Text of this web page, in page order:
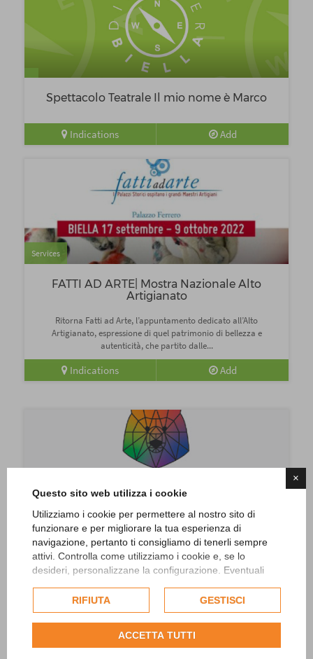
×
Questo sito web utilizza i cookie
Utilizziamo i cookie per permettere al nostro sito di
funzionare e per migliorare la tua esperienza di
navigazione, pertanto ti consigliamo di tenerli sempre
attivi. Controlla come utilizziamo i cookie e, se lo
desideri, personalizzane la configurazione. Eventuali
esclusivamente previa acquisizione del consenso
dell'utente.
Consulta l'informativa cookie completa.
RIFIUTA GESTISCI
ACCETTA TUTTI
Spettacolo Teatrale Il mio nome è Marco
Indications Add
Services
FATTI AD ARTE| Mostra Nazionale Alto
Artigianato
Ritorna Fatti ad Arte, l’appuntamento dedicato all’Alto
Artigianato, espressione di quel patrimonio di bellezza e
autenticità, che partito dalle...
Indications Add
Biella Pride 2022
Indications Add